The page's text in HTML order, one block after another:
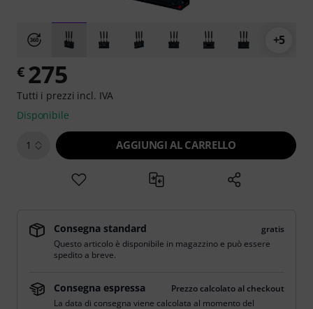
+5
€ 275
Tutti i prezzi incl. IVA
Disponibile
1 AGGIUNGI AL CARRELLO
Consegna standard
gratis
Questo articolo è disponibile in magazzino e può essere
spedito a breve.
Consegna espressa
Prezzo calcolato al checkout
La data di consegna viene calcolata al momento del